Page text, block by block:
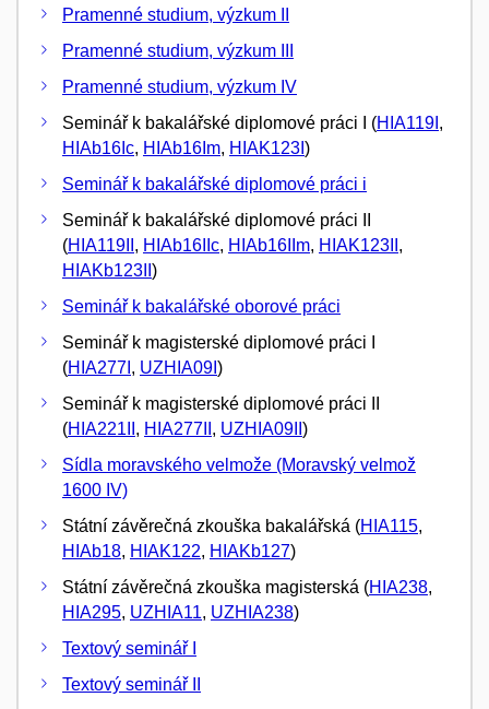
Pramenné studium, výzkum II
Pramenné studium, výzkum III
Pramenné studium, výzkum IV
Seminář k bakalářské diplomové práci I (HIA119I ,
HIAb16Ic, HIAb16Im, HIAK123I )
Seminář k bakalářské diplomové práci i
Seminář k bakalářské diplomové práci II
(HIA119II , HIAb16IIc, HIAb16IIm, HIAK123II ,
HIAKb123II )
Seminář k bakalářské oborové práci
Seminář k magisterské diplomové práci I
(HIA277I , UZHIA09I )
Seminář k magisterské diplomové práci II
(HIA221II , HIA277II , UZHIA09II )
Sídla moravského velmože (Moravský velmož
1600 IV)
Státní závěrečná zkouška bakalářská (HIA115,
HIAb18, HIAK122, HIAKb127)
Státní závěrečná zkouška magisterská (HIA238,
HIA295, UZHIA11, UZHIA238)
Textový seminář I
Textový seminář II